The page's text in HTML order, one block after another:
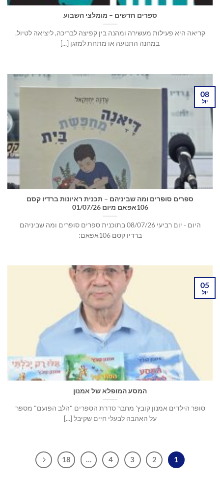
ספרים חדשים – מומלצי השבוע
קריאה היא פעילות מעשירה ומהנה בין קפיצה לבריכה, ליציאה לטיול,
במחנה התנועה או מתחת למזגן [...]
ספרים סופרים ומה שביניהם – תכנית ראיונות ברדיו קסם
106אפאם מיום 01/07/26
היום - יום רביעי 08/07/26 בתוכנית ספרים סופרים ומה שביניהם
ברדיו קסם 106אפאם:
08
יול
המסע המופלא של אמנון
סופר הילדים אמנון קובץ' מחבר סדרת הספרים "הלב הפועם" מספר
על האהבה לבעלי חיים שקיבל [...]
05
יול
1
2
3
4
…
18